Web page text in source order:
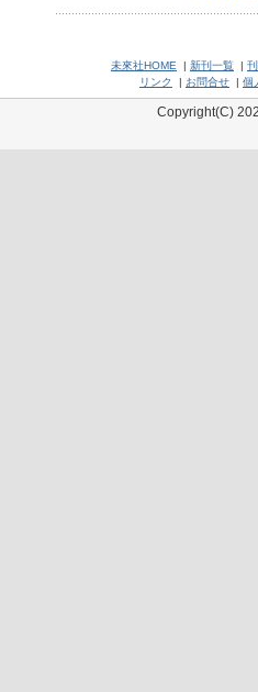
未來社HOME | 新刊一覧 |
リンク
| お問合せ | 個
Copyright(C)